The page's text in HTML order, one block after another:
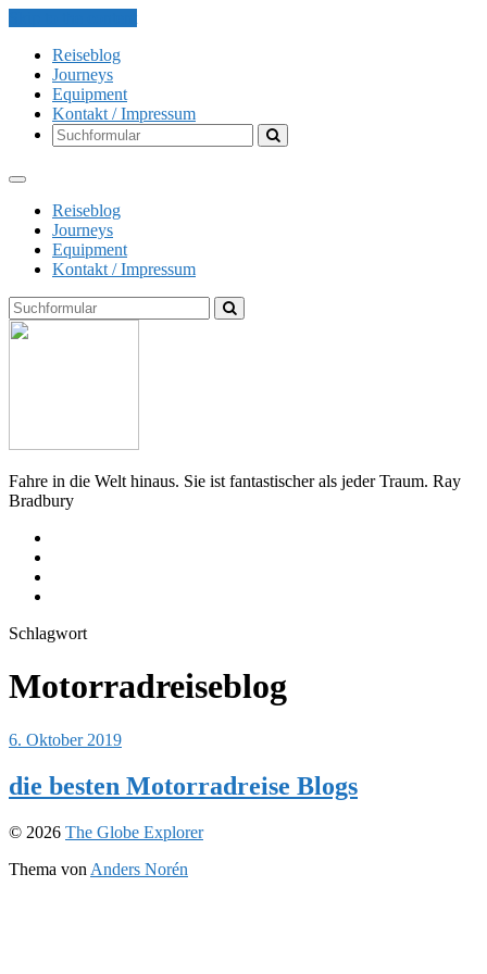
Reiseblog
Journeys
Equipment
Kontakt / Impressum
Search
Reiseblog
Journeys
Equipment
Kontakt / Impressum
Search
Fahre in die Welt hinaus. Sie ist fantastischer als jeder Traum. Ray
Bradbury
Schlagwort
Motorradreiseblog
6. Oktober 2019
die besten Motorradreise Blogs
© 2026 The Globe Explorer
Thema von Anders Norén